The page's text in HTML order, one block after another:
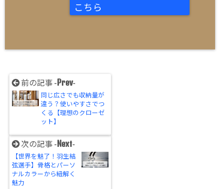
こちら
前の記事 -Prev-
同じ広さでも収納量が
違う？使いやすさでつ
くる【理想のクローゼ
ット】
次の記事 -Next-
【世界を魅了！羽生結
弦選手】骨格とパーソ
ナルカラーから紐解く
魅力